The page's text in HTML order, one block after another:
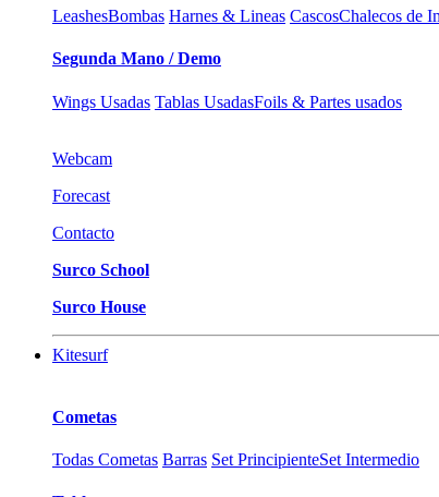
LeashesBombas Harnes & Lineas CascosChalecos de
Segunda Mano / Demo
Wings Usadas Tablas UsadasFoils & Partes usados
Webcam
Forecast
Contacto
Surco School
Surco House
Kitesurf
Cometas
Todas Cometas Barras Set PrincipienteSet Intermedio